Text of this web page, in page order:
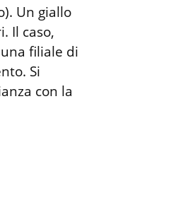
Un giallo
Il caso,
filiale di
Si
con la